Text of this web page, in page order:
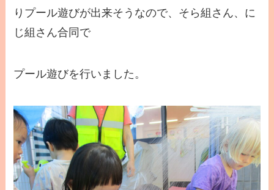
りプール遊びが出来そうなので、そら組さん、に
じ組さん合同で
プール遊びを行いました。